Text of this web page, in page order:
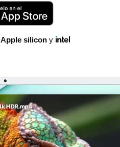
Apple silicon y